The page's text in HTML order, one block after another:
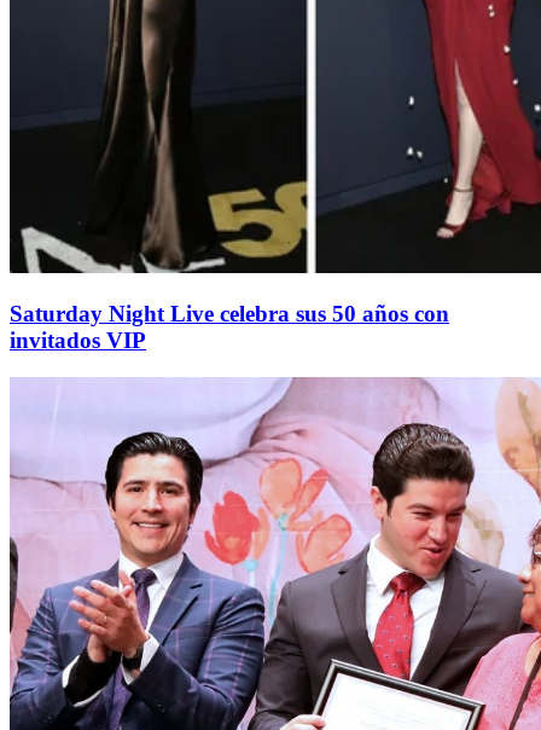
Saturday Night Live celebra sus 50 años con
invitados VIP